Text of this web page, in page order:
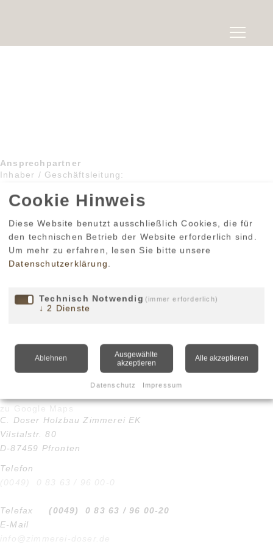
Ansprechpartner
Inhaber / Geschäftsleitung:
Christoph Doser
Kaufmännische Leitung / Personal / Buchhaltung /
Marketing:
Annika Doser
Sachbearbeitung / Telefonzentrale:
Zimmermeister / Baustellenbetreuung:
Franz Dopfer, Emanuel Kiechle
zu Google Maps
C. Doser Holzbau Zimmerei EK
Vilstalstr. 80
D-87459 Pfronten
Telefon
Telefax(0049) 0 83 63 / 96 00-20
E-Mail
Cookie Hinweis
Diese Website benutzt ausschließlich Cookies, die für
den technischen Betrieb der Website erforderlich sind.
Um mehr zu erfahren, lesen Sie bitte unsere
Datenschutzerklärung.
Technisch Notwendig (immer erforderlich)
↓ 2 Dienste
Ablehnen
Ausgewählte
akzeptieren
Alle akzeptieren
Datenschutz Impressum